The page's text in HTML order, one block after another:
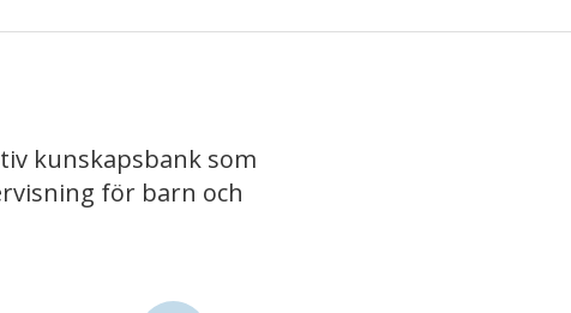
kunskapsbank som
för barn och